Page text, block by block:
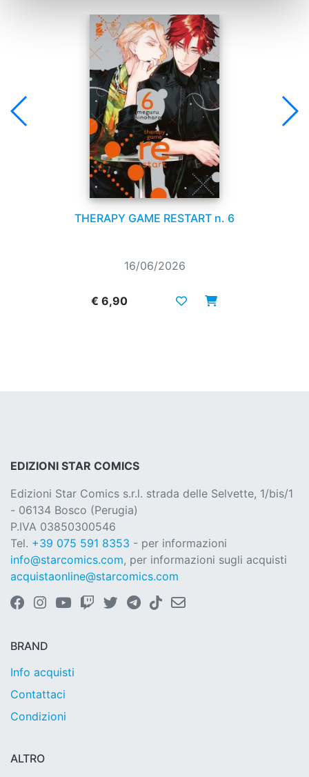
THERAPY GAME RESTART n. 6
16/06/2026
€ 6,90
EDIZIONI STAR COMICS
Edizioni Star Comics s.r.l. strada delle Selvette, 1/bis/1
- 06134 Bosco (Perugia)
P.IVA 03850300546
Tel. +39 075 591 8353 - per informazioni
info@starcomics.com, per informazioni sugli acquisti
acquistaonline@starcomics.com
BRAND
Info acquisti
Contattaci
Condizioni
ALTRO